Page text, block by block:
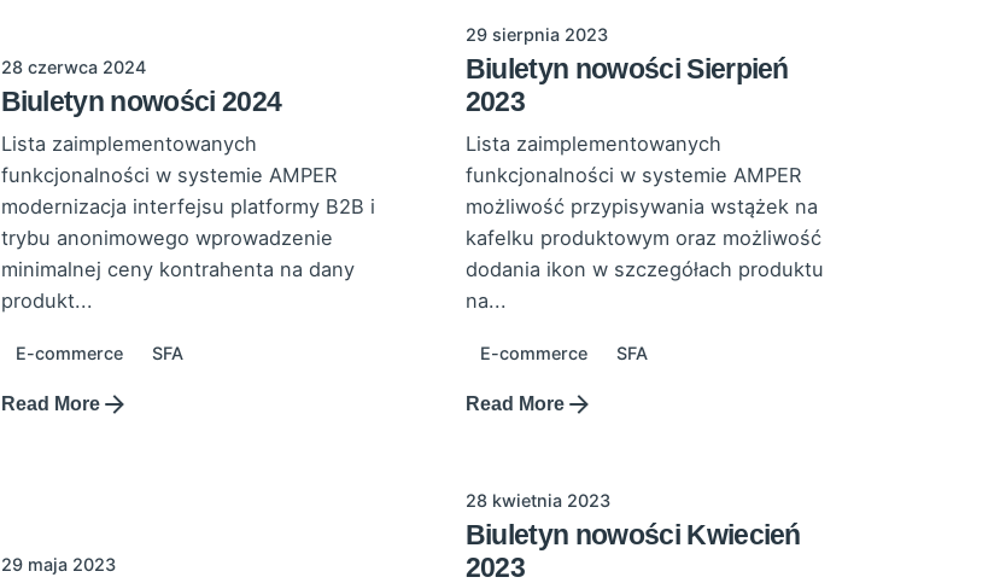
28 czerwca 2024
Biuletyn nowości 2024
Lista zaimplementowanych
funkcjonalności w systemie AMPER
modernizacja interfejsu platformy B2B i
trybu anonimowego wprowadzenie
minimalnej ceny kontrahenta na dany
produkt...
E-commerce SFA
Read More
29 sierpnia 2023
Biuletyn nowości Sierpień
2023
Lista zaimplementowanych
funkcjonalności w systemie AMPER
możliwość przypisywania wstążek na
kafelku produktowym oraz możliwość
dodania ikon w szczegółach produktu
na...
E-commerce SFA
Read More
29 maja 2023
28 kwietnia 2023
Biuletyn nowości Kwiecień
2023